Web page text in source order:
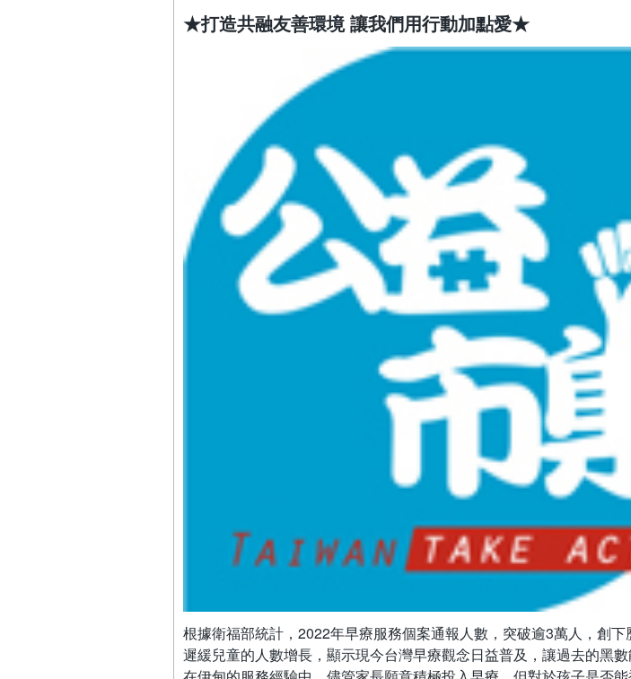
★打造共融友善環境 讓我們用行動加點愛★
根據衛福部統計，2022年早療服務個案通報人數，突破逾3萬人，創下
遲緩兒童的人數增長，顯示現今台灣早療觀念日益普及，讓過去的黑數